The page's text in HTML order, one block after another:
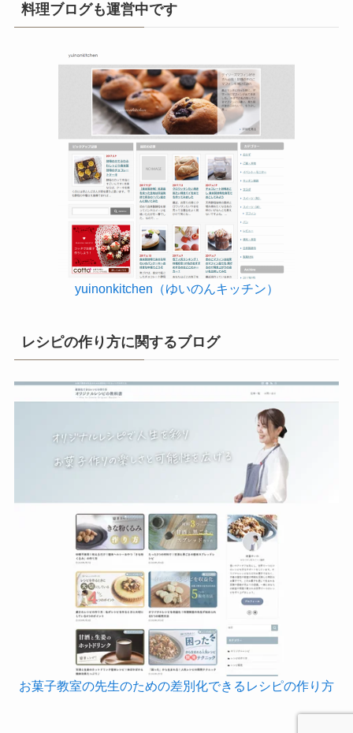
料理ブログも運営中です
yuinonkitchen（ゆいのんキッチン）
レシピの作り方に関するブログ
お菓子教室の先生のための差別化できるレシピの作り方